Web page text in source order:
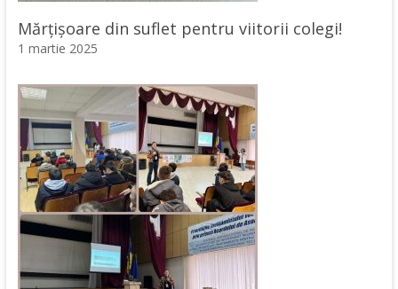
Mărțișoare din suflet pentru viitorii colegi!
1 martie 2025